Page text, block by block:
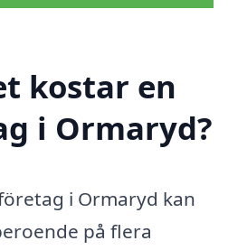
kostar en
i Ormaryd?
i Ormaryd kan
på flera